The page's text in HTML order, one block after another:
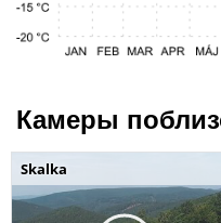
Камеры
Skalka